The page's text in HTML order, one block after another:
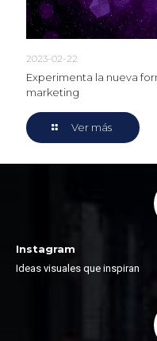
2023-02-22
Experimenta la nueva
marketing
Ver más
Instagram
Ideas visuales que inspiran